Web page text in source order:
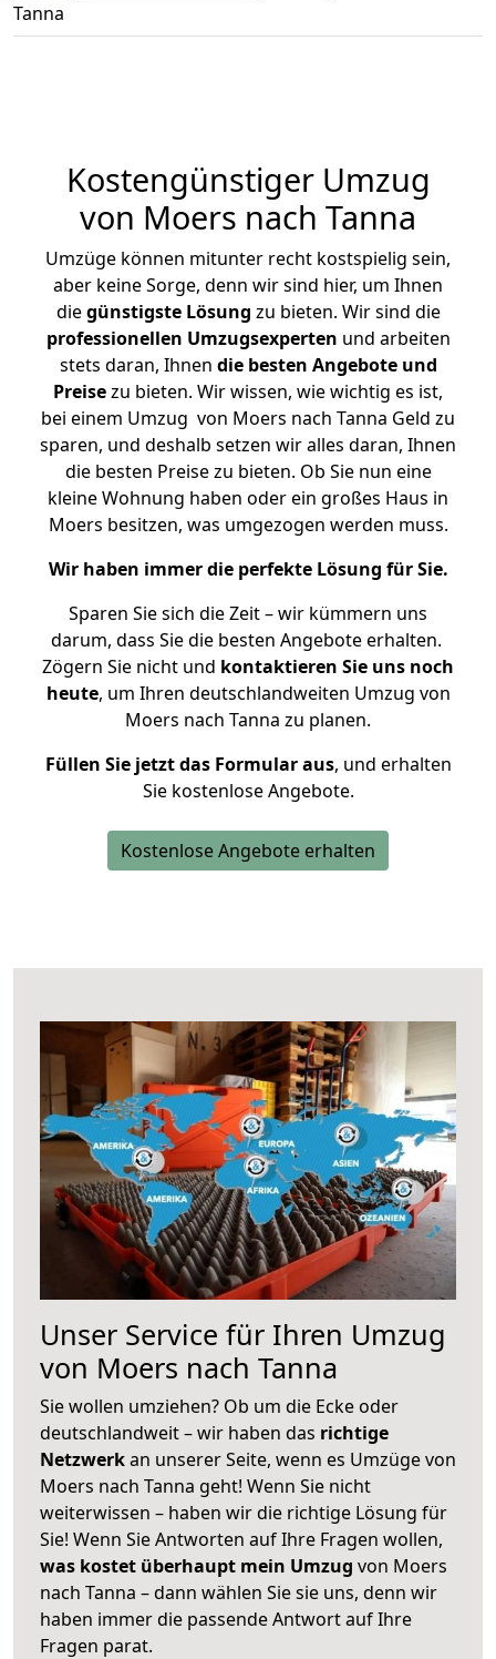
Tanna
Kostengünstiger Umzug
von Moers nach Tanna
Umzüge können mitunter recht kostspielig sein,
aber keine Sorge, denn wir sind hier, um Ihnen
diegünstigste Lösung zu bieten. Wir sind die
professionellen Umzugsexperten und arbeiten
stets daran, Ihnen die besten Angebote und
Preisezu bieten. Wir wissen, wie wichtig es ist,
bei einem Umzug von Moers nach Tanna Geld zu
sparen, und deshalb setzen wir alles daran, Ihnen
die besten Preise zu bieten. Ob Sie nun eine
kleine Wohnung haben oder ein großes Haus in
Moers besitzen, was umgezogen werden muss.
Wir haben immer die perfekte Lösung für Sie.
Sparen Sie sich die Zeit – wir kümmern uns
darum, dass Sie die besten Angebote erhalten.
Zögern Sie nicht und kontaktieren Sie uns noch
heute, um Ihren deutschlandweiten Umzug von
Moers nach Tanna zu planen.
Füllen Sie jetzt das Formular aus, und erhalten
Sie kostenlose Angebote.
Kostenlose Angebote erhalten
Unser Service für Ihren Umzug
von Moers nach Tanna
Sie wollen umziehen? Ob um die Ecke oder
deutschlandweit – wir haben das richtige
Netzwerkan unserer Seite, wenn es Umzüge von
Moers nach Tanna geht! Wenn Sie nicht
weiterwissen – haben wir die richtige Lösung für
Sie! Wenn Sie Antworten auf Ihre Fragen wollen,
was kostet überhaupt mein Umzug von Moers
nach Tanna – dann wählen Sie sie uns, denn wir
haben immer die passende Antwort auf Ihre
Fragen parat.